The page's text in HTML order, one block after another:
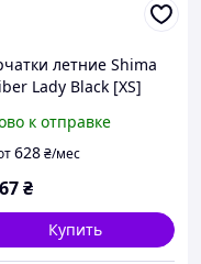
летние Shima
Lady Black [XS]
к отправке
628₴/мес
₴
Купить